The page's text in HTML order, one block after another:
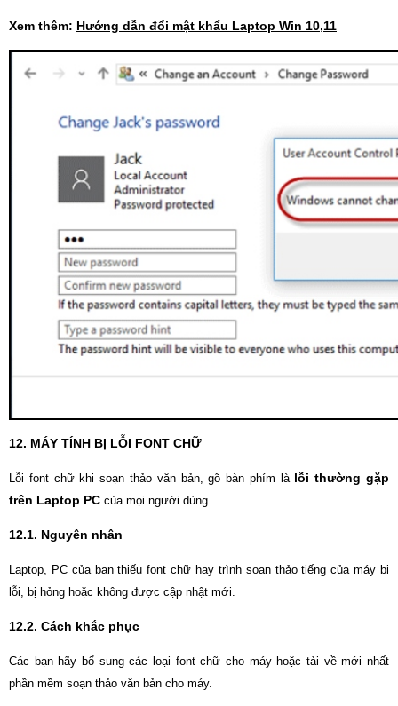
Xem thêm: Hướng dẫn đổi mật khẩu Laptop Win 10,11
12. MÁY TÍNH BỊ LỖI FONT CHỮ
Lỗi font chữ khi soạn thảo văn bản, gõ bàn phím là lỗi thường gặp
trên Laptop PC của mọi người dùng.
12.1. Nguyên nhân
Laptop, PC của bạn thiếu font chữ hay trình soạn thảo tiếng của máy bị
lỗi, bị hỏng hoặc không được cập nhật mới.
12.2. Cách khắc phục
Các bạn hãy bổ sung các loại font chữ cho máy hoặc tải về mới nhất
phần mềm soạn thảo văn bản cho máy.